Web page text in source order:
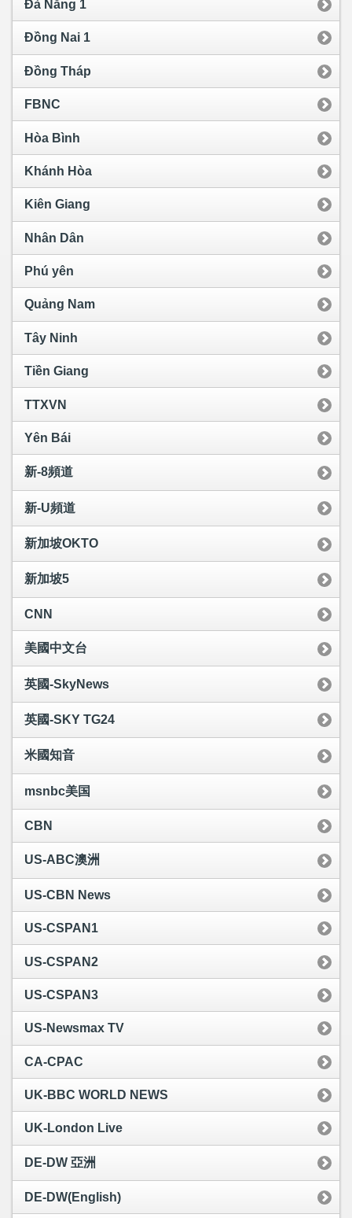
Đà Nẵng 1
Đồng Nai 1
Đồng Tháp
FBNC
Hòa Bình
Khánh Hòa
Kiên Giang
Nhân Dân
Phú yên
Quảng Nam
Tây Ninh
Tiền Giang
TTXVN
Yên Bái
新-8頻道
新-U頻道
新加坡OKTO
新加坡5
CNN
美國中文台
英國-SkyNews
英國-SKY TG24
米國知音
msnbc美国
CBN
US-ABC澳洲
US-CBN News
US-CSPAN1
US-CSPAN2
US-CSPAN3
US-Newsmax TV
CA-CPAC
UK-BBC WORLD NEWS
UK-London Live
DE-DW 亞洲
DE-DW(English)